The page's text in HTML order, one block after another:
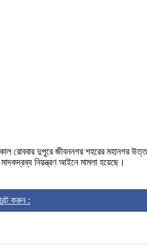
রোববার দুপুরে জীবননগর শহরের মহানগর
নিয়ন্ত্রণ আইনে মামলা হয়েছে।
করুন :